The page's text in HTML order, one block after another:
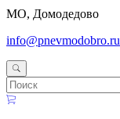
МО, Домодедово
info@pnevmodobro.ru